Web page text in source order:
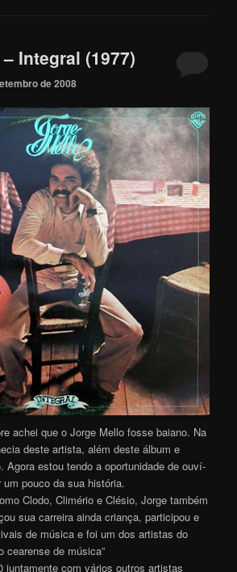
Integral (1977)
de 2008
achei que o Jorge Mello fosse baiano. Na
deste artista, além deste álbum e
Agora estou tendo a oportunidade de ouví-
pouco da sua história.
Clodo, Climério e Clésio, Jorge também
sua carreira ainda criança, participou e
de música e foi um dos artistas do
cearense de música”
juntamente com vários outros artistas